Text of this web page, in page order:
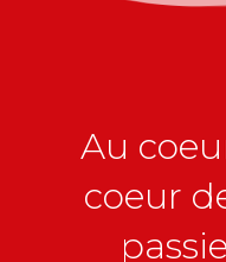
Au
coeur